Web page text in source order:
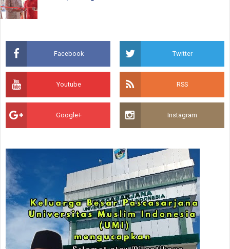
Facebook Twitter
Youtube RSS
Google+ Instagram